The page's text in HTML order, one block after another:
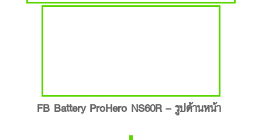
FB Battery ProHero NS60R – รูปด้านหน้า